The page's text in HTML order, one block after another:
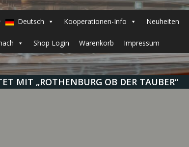
Deutsch Kooperationen-Info Neuheiten
Shop Login Warenkorb Impressum
MIT „ROTHENBURG OB DER TAUBER“